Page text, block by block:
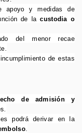
apoyo y medidas de
de lacustodia o
del menor recae
de estas
de admisión y
podrá derivar en la
.